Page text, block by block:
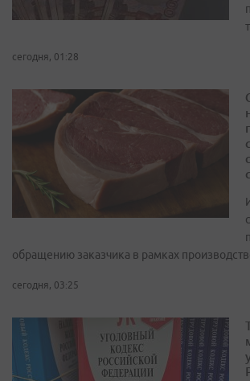
сегодня, 01:28
обращению заказчика в рамках
сегодня, 03:25